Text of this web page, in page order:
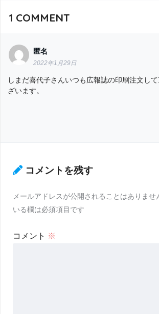
1 COMMENT
匿名
2022年1月29日
しまだ喜代子さんいつも広報誌の印刷注文し
ざいます。
コメントを残す
メールアドレスが公開されることはありませ
いる欄は必須項目です
コメント ※